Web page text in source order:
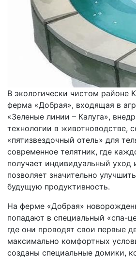
В экологически чистом районе
ферма «Добрая», входящая в
«Зеленые линии – Калуга»,
технологии в животноводстве,
«пятизвездочный отель» для
современное телятник, где
получает индивидуальный уход
позволяет значительно
будущую продуктивность.
На ферме «Добрая»
попадают в специальный «спа-
где они проводят свои первые
максимально комфортных
созданы специальные домики,